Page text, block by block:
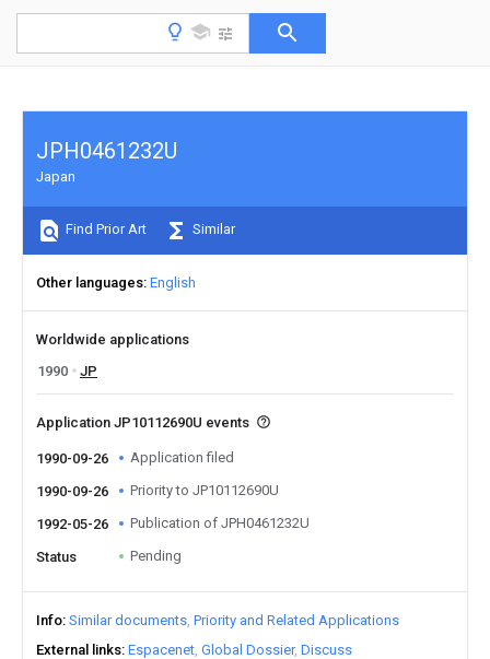
JPH0461232U
Japan
Find Prior Art Similar
Other languages English
Worldwide applications
1990
JP
Application JP10112690U events
1990-09-26 Application filed
1990-09-26 Priority to JP10112690U
1992-05-26 Publication of JPH0461232U
Status Pending
Info Similar documents Priority and Related Applications
External links Espacenet Global Dossier Discuss